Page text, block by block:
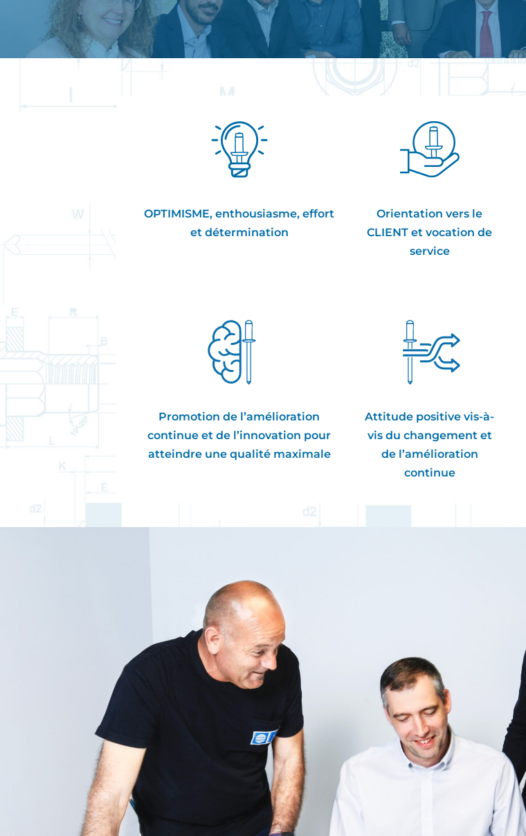
OPTIMISME, enthousiasme, effort
et détermination
Orientation vers le
CLIENT et vocation de
service
Promotion de l’amélioration
continue et de l’innovation pour
atteindre une qualité maximale
Attitude positive vis-à-
vis du changement et
de l’amélioration
continue